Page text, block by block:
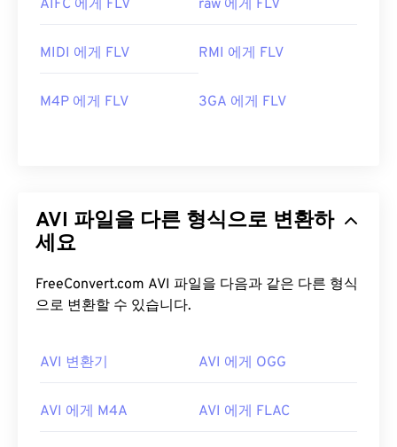
00 00 00
00 00 00
AIFC 에게 FLV raw 에게 FLV
MIDI 에게 FLV RMI 에게 FLV
M4P 에게 FLV 3GA 에게 FLV
AVI 파일을 다른 형식으로 변환하
세요
FreeConvert.com AVI 파일을 다음과 같은 다른 형식
으로 변환할 수 있습니다.
AVI 변환기 AVI 에게 OGG
AVI 에게 M4A AVI 에게 FLAC